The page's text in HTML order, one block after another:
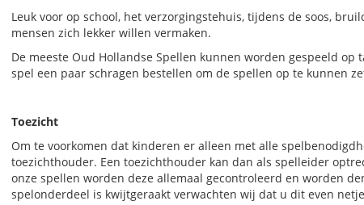
Leuk voor op school, het verzorgingstehuis, tijdens de soos,
mensen zich lekker willen vermaken.
De meeste Oud Hollandse Spellen kunnen worden gespeeld
spel een paar schragen bestellen om de spellen op te kunnen
Toezicht
Om te voorkomen dat kinderen er alleen met alle
toezichthouder. Een toezichthouder kan dan als spelleider
onze spellen worden deze allemaal gecontroleerd en worden
spelonderdeel is kwijtgeraakt verwachten wij dat u dit even